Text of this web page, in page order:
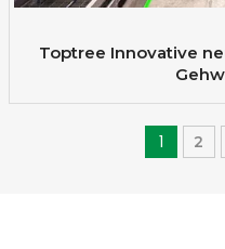
Toptree Innovative
1 2